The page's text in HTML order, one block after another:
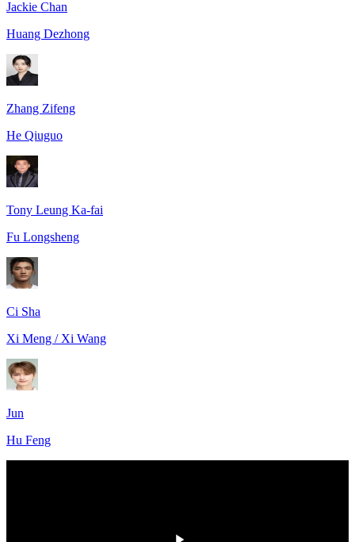
Jackie Chan
Huang Dezhong
Zhang Zifeng
He Qiuguo
Tony Leung Ka-fai
Fu Longsheng
Ci Sha
Xi Meng / Xi Wang
Jun
Hu Feng